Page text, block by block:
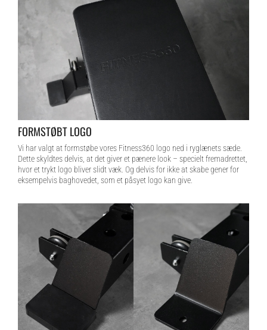
FORMSTØBT LOGO
Vi har valgt at formstøbe vores Fitness360 logo ned i ryglænets sæde.
Dette skyldtes delvis, at det giver et pænere look – specielt fremadrettet,
hvor et trykt logo bliver slidt væk. Og delvis for ikke at skabe gener for
eksempelvis baghovedet, som et påsyet logo kan give.